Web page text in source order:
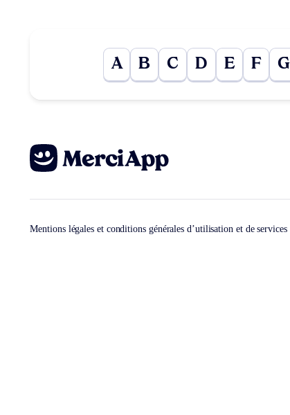
A B C D E F G
Mentions légales et conditions générales d’utilisation et de services